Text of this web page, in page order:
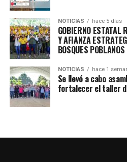
TEMAS RELACIONADOS PUEBLA
SIGUE CON
Continúa llegando el apoyo del
refugio temporal de
Carranza.
NO TE PIERDAS
Con trabajo Interinstitucional
NOTICIAS hace 5 días
GOBIERNO ESTATAL
Y AFIANZA
BOSQUES POBLANOS
NOTICIAS hace 1
Se llevó a cabo
fortalecer el taller